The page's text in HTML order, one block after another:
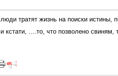
люди тратят жизнь на поиски истины,
и кстати, ....то, что позволено